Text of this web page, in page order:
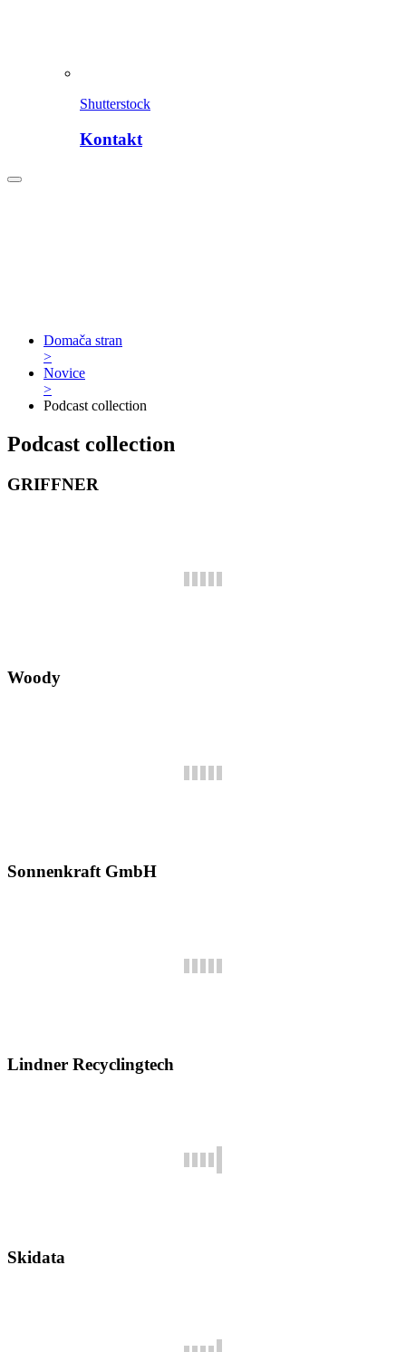
Shutterstock
Kontakt
Domača stran
>
Novice
>
Podcast collection
Podcast collection
GRIFFNER
Woody
Sonnenkraft GmbH
Lindner Recyclingtech
Skidata